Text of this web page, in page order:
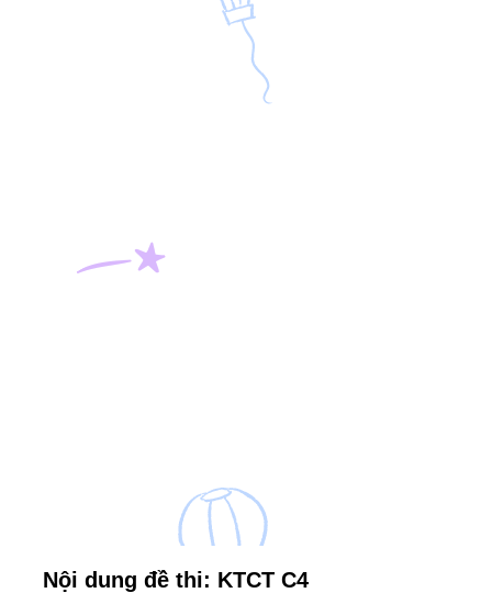
Nội dung đề thi: KTCT C4